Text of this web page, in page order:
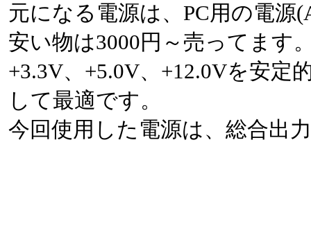
元になる電源は、PC用の電源
安い物は3000円～売ってます
+3.3V、+5.0V、+12.0Vを安定
して最適です。
今回使用した電源は、総合出